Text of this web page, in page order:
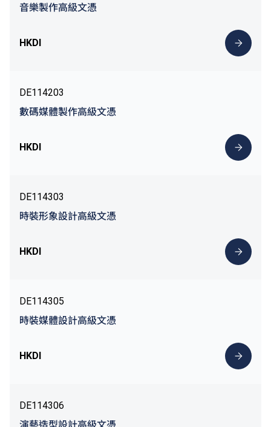
音樂製作高級文憑
HKDI
DE114203
數碼媒體製作高級文憑
HKDI
DE114303
時裝形象設計高級文憑
HKDI
DE114305
時裝媒體設計高級文憑
HKDI
DE114306
演藝造型設計高級文憑